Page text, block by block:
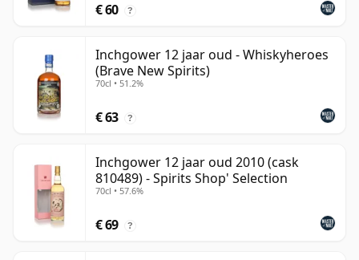
€ 60 ?
Inchgower 12 jaar oud - Whiskyheroes
(Brave New Spirits)
70cl • 51.2%
€ 63 ?
Inchgower 12 jaar oud 2010 (cask
810489) - Spirits Shop' Selection
70cl • 57.6%
€ 69 ?